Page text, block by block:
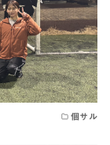
個サル